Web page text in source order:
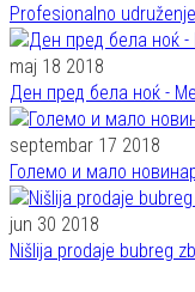
Profesionalno
maj 18 2018
Ден пред бела ноќ -
septembar 17 2018
Големо и мало
jun 30 2018
Nišlija prodaje bubreg